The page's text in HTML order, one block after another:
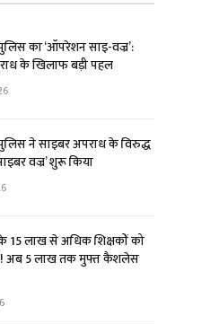
का ‘ऑपरेशन साइ-वज्र’:
के खिलाफ बड़ी पहल
पुलिस ने साइबर अपराध के विरुद्ध
वज्र’ शुरू किया
के 15 लाख से अधिक शिक्षकों को
अब ₹5 लाख तक मुफ्त कैशलेस